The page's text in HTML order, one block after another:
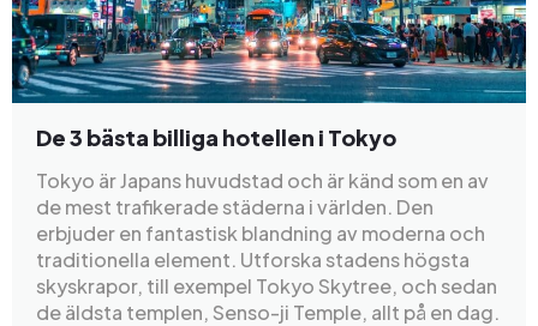
De 3 bästa billiga hotellen i Tokyo
Tokyo är Japans huvudstad och är känd som en av
de mest trafikerade städerna i världen. Den
erbjuder en fantastisk blandning av moderna och
traditionella element. Utforska stadens högsta
skyskrapor, till exempel Tokyo Skytree, och sedan
de äldsta templen, Senso-ji Temple, allt på en dag.